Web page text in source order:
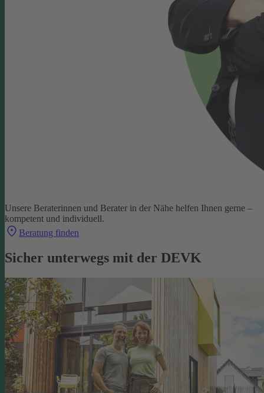
Unsere Beraterinnen und Berater in der Nähe helfen Ihnen gerne –
kompetent und individuell.
Beratung finden
Sicher unterwegs mit der DEVK